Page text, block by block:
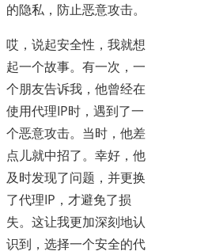
的隐私，防止恶意攻击。
哎，说起安全性，我就想
起一个故事。有一次，一
个朋友告诉我，他曾经在
使用代理IP时，遇到了一
个恶意攻击。当时，他差
点儿就中招了。幸好，他
及时发现了问题，并更换
了代理IP，才避免了损
失。这让我更加深刻地认
识到，选择一个安全的代